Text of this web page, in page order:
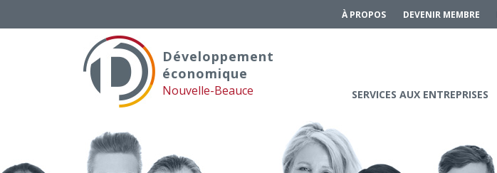
À PROPOS DEVENIR MEMBRE
Développement
économique
Nouvelle-Beauce SERVICES AUX ENTREPRISES